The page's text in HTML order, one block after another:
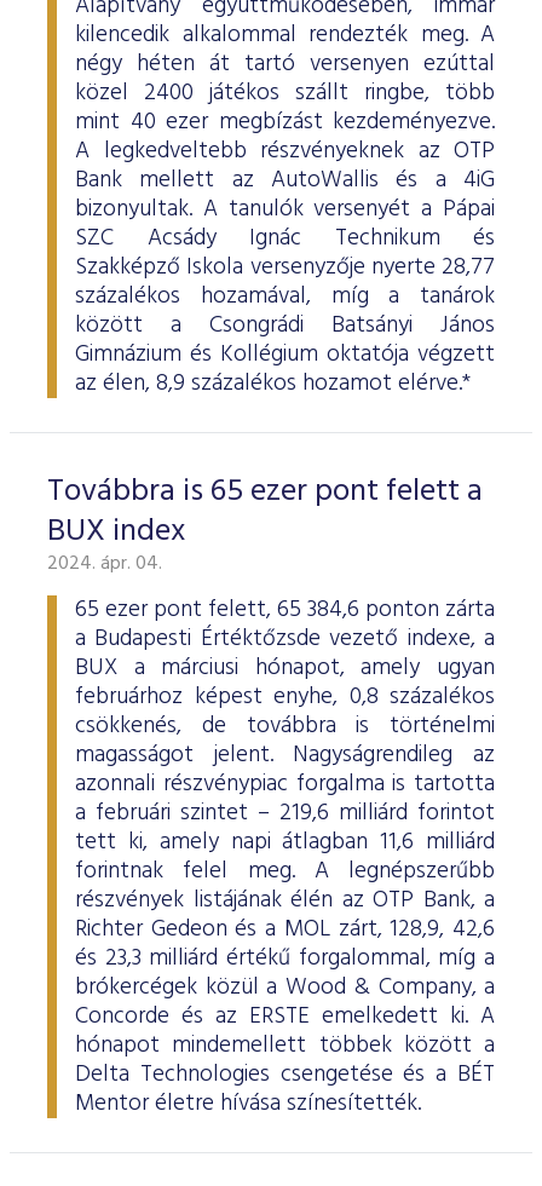
kilencedik alkalommal rendezték meg. A
négy héten át tartó versenyen ezúttal
közel 2400 játékos szállt ringbe, több
mint 40 ezer megbízást kezdeményezve.
A legkedveltebb részvényeknek az OTP
Bank mellett az AutoWallis és a 4iG
bizonyultak. A tanulók versenyét a Pápai
SZC Acsády Ignác Technikum és
Szakképző Iskola versenyzője nyerte 28,77
százalékos hozamával, míg a tanárok
között a Csongrádi Batsányi János
Gimnázium és Kollégium oktatója végzett
az élen, 8,9 százalékos hozamot elérve.*
Továbbra is 65 ezer pont felett a
BUX index
2024. ápr. 04.
65 ezer pont felett, 65 384,6 ponton zárta
a Budapesti Értéktőzsde vezető indexe, a
BUX a márciusi hónapot, amely ugyan
februárhoz képest enyhe, 0,8 százalékos
csökkenés, de továbbra is történelmi
magasságot jelent. Nagyságrendileg az
azonnali részvénypiac forgalma is tartotta
a februári szintet – 219,6 milliárd forintot
tett ki, amely napi átlagban 11,6 milliárd
forintnak felel meg. A legnépszerűbb
részvények listájának élén az OTP Bank, a
Richter Gedeon és a MOL zárt, 128,9, 42,6
és 23,3 milliárd értékű forgalommal, míg a
brókercégek közül a Wood & Company, a
Concorde és az ERSTE emelkedett ki. A
hónapot mindemellett többek között a
Delta Technologies csengetése és a BÉT
Mentor életre hívása színesítették.